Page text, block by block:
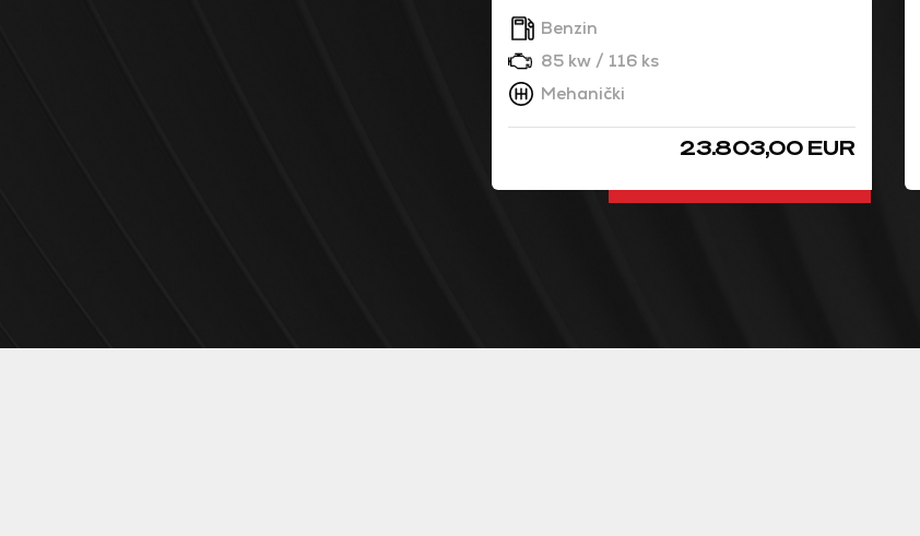
Benzin
85 kw / 116 ks
Mehanički
23.803,00 EUR